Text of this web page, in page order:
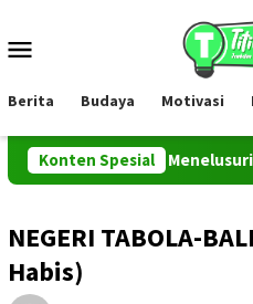
konten
Berita Budaya Motivasi
Konten SpesialMenelusuri Ta’
NEGERI TABOLA-
Habis)